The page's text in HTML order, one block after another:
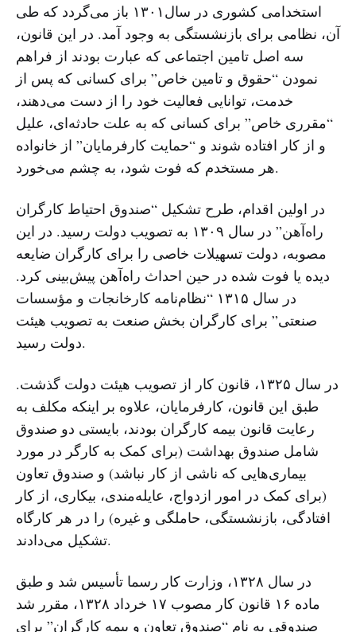
استخدامی کشوری در سال١۳٠١ باز می‌گردد که طی
آن، نظامی برای بازنشستگی به وجود آمد. در این قانون،
سه اصل تامین اجتماعی که عبارت بودند از فراهم
نمودن “حقوق و تامین خاص” برای کسانی که پس از
خدمت، توانایی فعالیت خود را از دست می‌دهند،
“مقرری خاص” برای کسانی که به علت حادثه‌ای، علیل
و از کار افتاده شوند و “حمایت کارفرمایان” از خانواده
هر مستخدم که فوت شود، به چشم می‌خورد.
در اولین اقدام، طرح تشکیل “صندوق احتیاط کارگران
راه‌آهن” در سال ١۳٠٩ به تصویب دولت رسید. در این
مصوبه، دولت تسهیلات خاصی را برای کارگران ضایعه
دیده یا فوت شده در حین احداث راه‌آهن پیش‌بینی کرد.
در سال ١۳١۵ “نظام‌نامه کارخانجات و مؤسسات
صنعتی” برای کارگران بخش صنعت به تصویب هیئت
دولت رسید.
در سال ١۳٢۵، قانون کار از تصویب هیئت دولت گذشت.
طبق این قانون، کارفرمایان، علاوه بر اینکه مکلف به
رعایت قانون بیمه کارگران بودند، بایستی دو صندوق
شامل صندوق بهداشت (برای کمک به کارگر در مورد
بیما‌ری‌هایی که ناشی از کار نباشد) و صندوق تعاون
(برای کمک در امور ازدواج، عایله‌مندی، بیکاری، از کار
افتادگی، بازنشستگی، حاملگی و غیره) را در هر کارگاه
تشکیل می‌دادند.
در سال ١۳٢٨، وزارت کار رسما تأسیس شد و طبق
ماده ١۶ قانون کار مصوب ١۷ خرداد ١۳٢٨، مقرر شد
صندوقی به نام “صندوق تعاون و بیمه کارگران” برای